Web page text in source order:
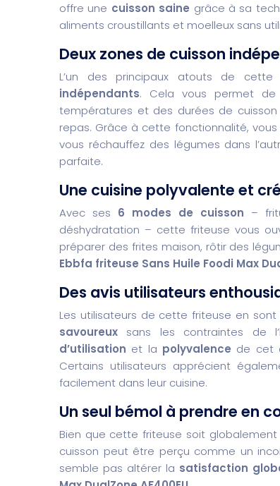
offre une cuisson saine grâce à sa
aliments croustillants et moelleux sans
Deux zones de cuisson
L’un des principaux atouts de
indépendants. Cela vous permet de
températures et des durées de
repas. Grâce à cette fonctionnalité,
vous réchauffez des légumes dans
parfaite.
Une cuisine polyvalente et
Avec ses 6 modes de cuisson –
déshydratation – cette friteuse vous
préparer des frites maison, rôtir des
Ebbfa friteuse Sans Huile Foodi Max
Des avis utilisateurs
Les utilisateurs de cette friteuse en
savoureux sans les contraintes de
d’utilisation et la polyvalence de cet
Certains utilisateurs apprécient
facilement dans leur cuisine.
Un seul bémol à prendre en
Bien que cette friteuse soit
cuisson peut être perçu comme un
semble pas altérer la satisfaction